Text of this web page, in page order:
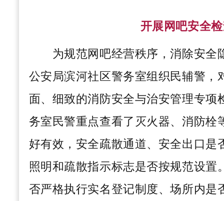
开展网吧安全
为规范网吧经营秩序，消除安全
公安局滨河社区警务室组织民辅警，
面、细致的消防安全与治安管理专项
务室民警重点查看了灭火器、消防栓
好有效，安全疏散通道、安全出口是
照明和疏散指示标志是否按规范设置
否严格执行实名登记制度、场所内是